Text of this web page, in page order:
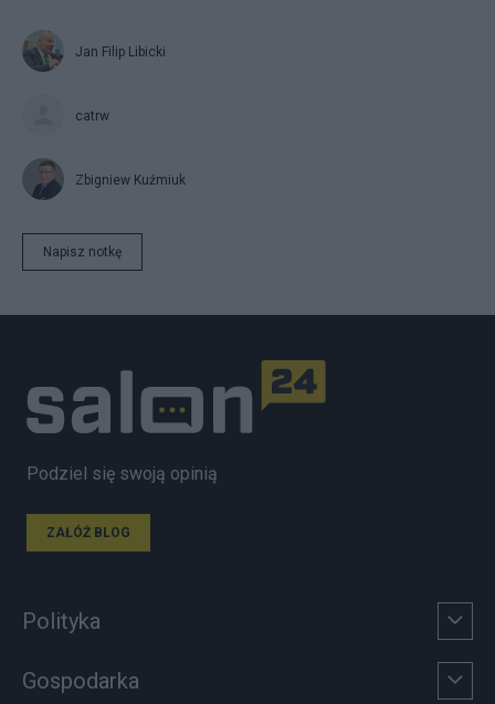
Jan Filip Libicki
catrw
Zbigniew Kuźmiuk
Napisz notkę
Podziel się swoją opinią
ZAŁÓŻ BLOG
Polityka
Gospodarka